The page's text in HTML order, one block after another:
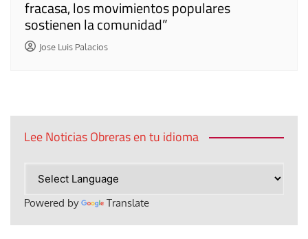
fracasa, los movimientos populares
sostienen la comunidad”
Jose Luis Palacios
Lee Noticias Obreras en tu idioma
Powered by Translate